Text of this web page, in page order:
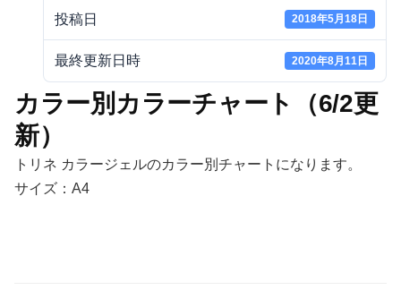
投稿日 2018年5月18日
最終更新日時 2020年8月11日
カラー別カラーチャート（6/2更
新）
トリネ カラージェルのカラー別チャートになります。
サイズ：A4